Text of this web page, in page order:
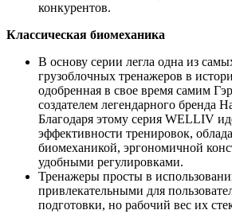
конкурентов.
Классическая биомеханика
В основу серии легла одна из
грузоблочных тренажеров в
одобренная в свое время самим
создателем легендарного бренда
Благодаря этому серия WELLIV
эффективности тренировок,
биомеханикой, эргономичной
удобными регулировками.
Тренажеры просты в
привлекательными для
подготовки, но рабочий вес их